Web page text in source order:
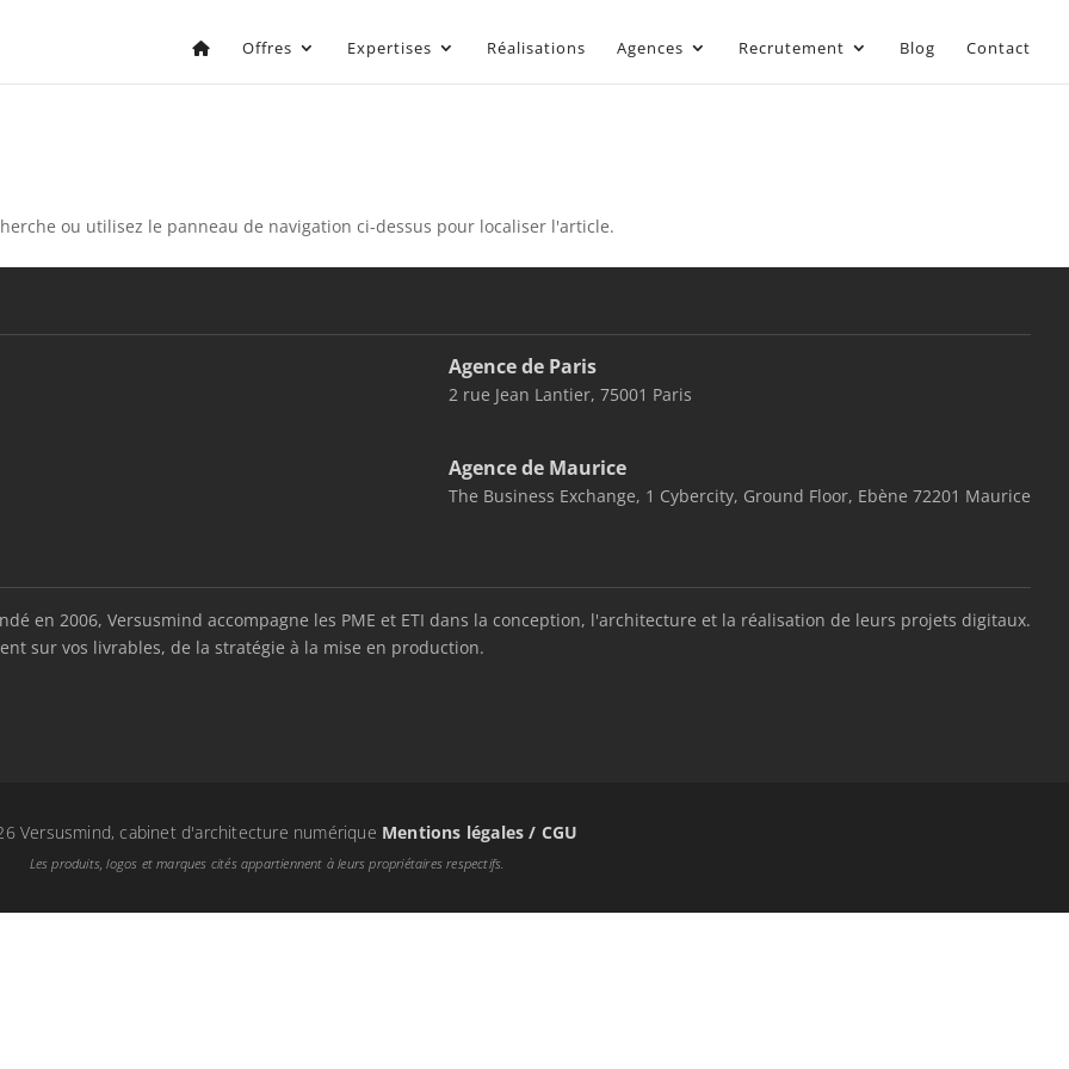
Offres Expertises Réalisations Agences Recrutement Blog Contact
ou utilisez le panneau de navigation ci-dessus pour localiser l'article.
Agence de Paris
2 rue Jean Lantier, 75001 Paris
Agence de Maurice
The Business Exchange, 1 Cybercity, Ground Floor, Ebène 72201 Maurice
en 2006, Versusmind accompagne les PME et ETI dans la conception, l'architecture et la réalisation de leurs projets digitaux.
sur vos livrables, de la stratégie à la mise en production.
Versusmind, cabinet d'architecture numérique Mentions légales / CGU
Les produits, logos et marques cités appartiennent à leurs propriétaires respectifs.